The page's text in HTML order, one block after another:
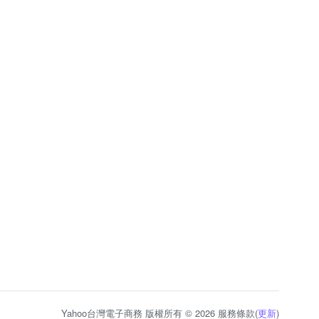
Yahoo台灣電子商務 版權所有 © 2026 服務條款(更新)